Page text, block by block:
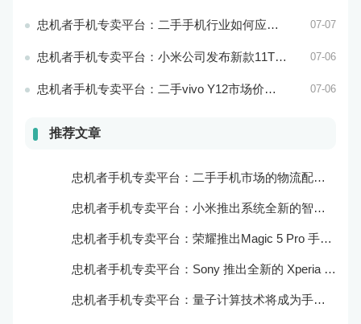
忠机者手机专卖平台：二手手机行业如何应对环境保护的责任 07-07
忠机者手机专卖平台：小米公司发布新款11T Pro手机，搭载120W快充技术 07-06
忠机者手机专卖平台：二手vivo Y12市场价格相对稳定 07-06
推荐文章
忠机者手机专卖平台：二手手机市场的物流配送和出售方式
忠机者手机专卖平台：小米推出系统全新的智能厨房
忠机者手机专卖平台：荣耀推出Magic 5 Pro 手机，搭载麒麟9000处理器和5000万像素主摄像头
忠机者手机专卖平台：Sony 推出全新的 Xperia 1 III 手机，展现出卓越的技术和品质
忠机者手机专卖平台：量子计算技术将成为手机行业的新的发展方向